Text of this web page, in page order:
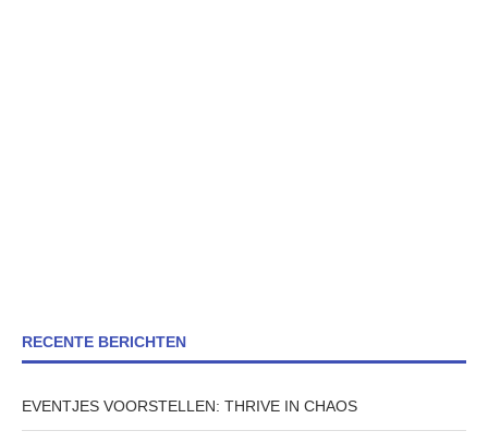
RECENTE BERICHTEN
EVENTJES VOORSTELLEN: THRIVE IN CHAOS